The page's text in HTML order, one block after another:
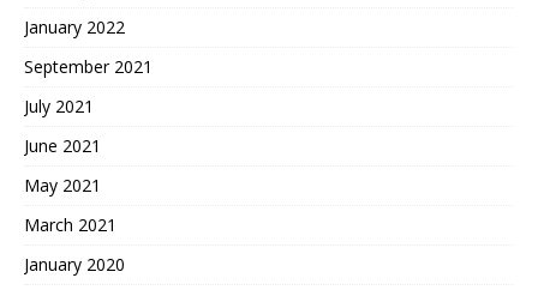
January 2022
September 2021
July 2021
June 2021
May 2021
March 2021
January 2020